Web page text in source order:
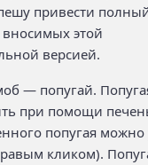
привести
этой
версией.
— попугай.
при помощи
попугая можно
кликом).